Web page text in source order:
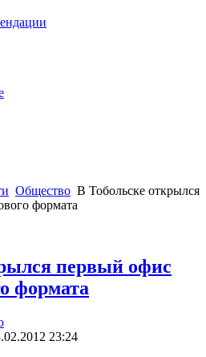
Общество В Тобольске открылся
формата
первый офис
формата
23:24